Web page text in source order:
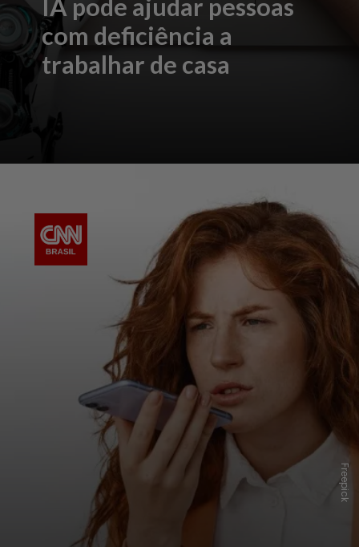
IA pode ajudar pessoas
com deficiência a
trabalhar de casa
Freepick